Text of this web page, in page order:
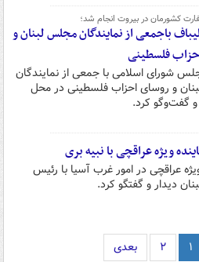
کشورمان در بیروت انجام شد؛
باجمعی از نمایندگان مجلس لبنان و
فلسطینی
شورای اسلامی با جمعی از نمایندگان
و روسای احزاب فلسطینی در محل
گفت‌وگو کرد.
ویژه عراقچی با نبیه بری
عراقچی در امور غرب آسیا با رئیس
دیدار و گفتگو کرد.
۱ ۲ بعدی